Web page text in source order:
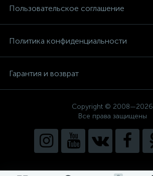
Пользовательское соглашение
Политика конфиденциальности
Гарантия и возврат
Copyright © 2008—2026
Все права защищены